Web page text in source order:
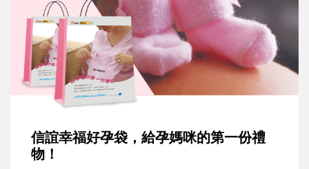
信誼幸福好孕袋，給孕媽咪的第一份禮
物！